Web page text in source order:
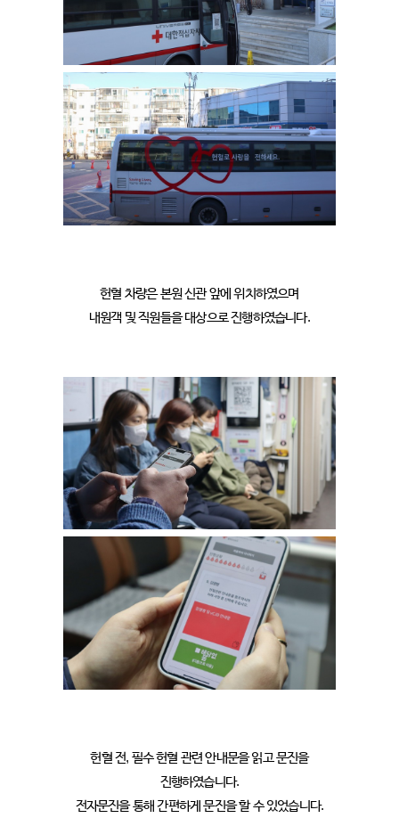
헌혈 차량은 본원 신관 앞에 위치하였으며
내원객 및 직원들을 대상으로 진행하였습니다.
헌혈 전, 필수 헌혈 관련 안내문을 읽고 문진을
진행하였습니다.
전자문진을 통해 간편하게 문진을 할 수 있었습니다.